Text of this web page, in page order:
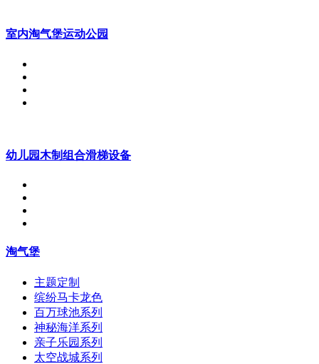
室内淘气堡运动公园
幼儿园木制组合滑梯设备
淘气堡
主题定制
缤纷马卡龙色
百万球池系列
神秘海洋系列
亲子乐园系列
太空战城系列